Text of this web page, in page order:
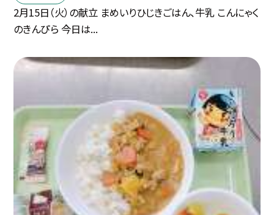
2月15日（火）の献立 まめいりひじきごはん、牛乳 こんにゃく
のきんぴら 今日は...